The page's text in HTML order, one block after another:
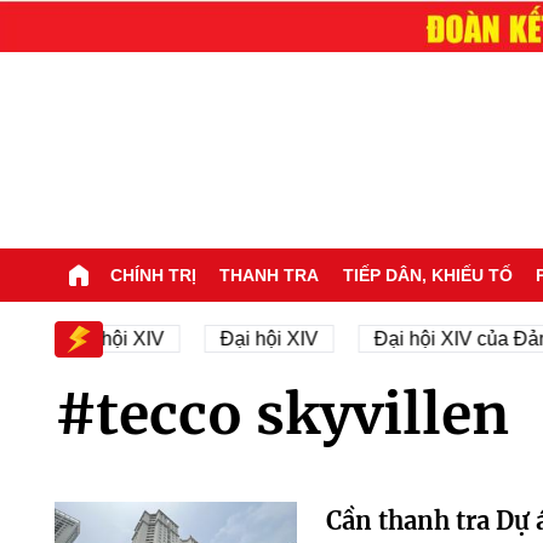
CHÍNH TRỊ THANH TRA TIẾP DÂN, KHIẾU TỐ
sự Đại hội XIV Đại hội XIV Đại hội XIV của
#tecco skyvillen
Cần thanh tra Dự